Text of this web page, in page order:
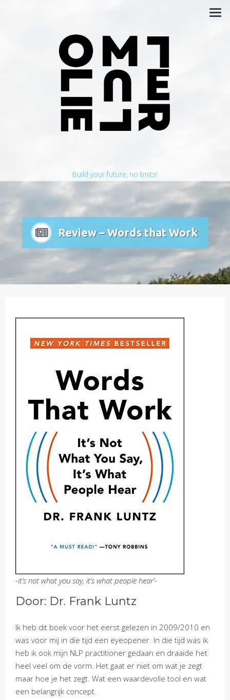
Build your future, no limits!
Review – Words that Work
-it’s not what you say, it’s what people hear’-
Door: Dr. Frank Luntz
Ik heb dit boek voor het eerst gelezen in 2009/2010 en
was voor mij in die tijd een eyeopener. In die tijd was ik
heb ik ook mijn NLP practitioner gedaan en draaide het
heel veel om de vorm. Het gaat er niet om wat je zegt
maar hoe je het zegt. Wat een waardevolle tool en wat
een belangrijk concept.